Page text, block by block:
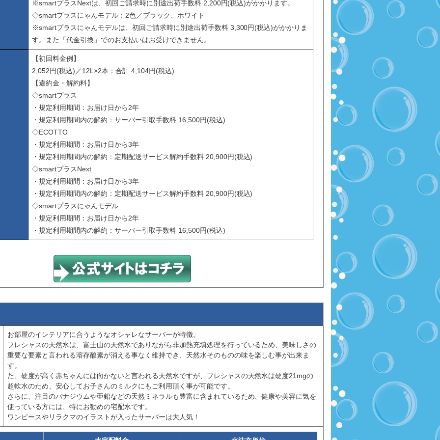
※smartプラスNextは、初回ご請求時に別途出荷手数料 2,200円(税込)がかかります。
◇smartプラスにゃんモデル：2色／ブラック、ホワイト
※smartプラスにゃんモデルは、初回ご請求時に別途出荷手数料 3,300円(税込)がかかりま
す。また「代金引換」でのお支払いはお受けできません。
【初回料金例】
2,052円(税込)／12L×2本：合計 4,104円(税込)
【違約金・解約料】
◇smartプラス
・規定利用期間：お届け日から2年
・規定利用期間内の解約：サーバー引取手数料 16,500円(税込)
◇ECOTTO
・規定利用期間：お届け日から3年
・規定利用期間内の解約：定期配送サービス解約手数料 20,900円(税込)
◇smartプラスNext
・規定利用期間：お届け日から3年
・規定利用期間内の解約：定期配送サービス解約手数料 20,900円(税込)
◇smartプラスにゃんモデル
・規定利用期間：お届け日から2年
・規定利用期間内の解約：サーバー引取手数料 16,500円(税込)
お部屋のインテリアに合うようなオシャレなサーバーが特徴。
フレシャスの天然水は、富士山の天然水でありながら非加熱充填処理を行っているため、美味しさの
重要な要素と言われる溶存酸素が消える事なく維持でき、天然水そのものの味を楽しむ事が出来ま
す。
た、硬度が高く赤ちゃんには向かないと言われる天然水ですが、フレシャスの天然水は硬度21mgの
超軟水のため、安心してお子さんのミルクにもご利用頂く事が可能です。
さらに、注目のバナジウムや亜鉛などの天然ミネラルも豊富に含まれているため、健康や美容に気を
使っている方には、特にお勧めの宅配水です。
ワンピースやリラクマのイラストが入ったサーバーは大人気！